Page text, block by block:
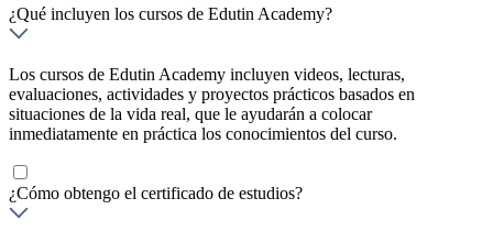
¿Qué incluyen los cursos de Edutin Academy?
Los cursos de Edutin Academy incluyen videos, lecturas,
evaluaciones, actividades y proyectos prácticos basados en
situaciones de la vida real, que le ayudarán a colocar
inmediatamente en práctica los conocimientos del curso.
¿Cómo obtengo el certificado de estudios?